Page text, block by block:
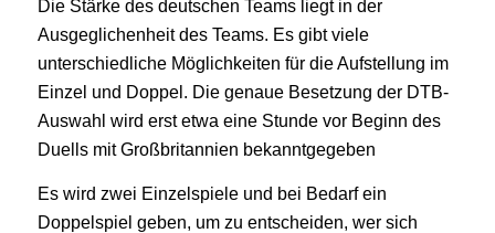
Die Stärke des deutschen Teams liegt in der
Ausgeglichenheit des Teams. Es gibt viele
unterschiedliche Möglichkeiten für die Aufstellung im
Einzel und Doppel. Die genaue Besetzung der DTB-
Auswahl wird erst etwa eine Stunde vor Beginn des
Duells mit Großbritannien bekanntgegeben
Es wird zwei Einzelspiele und bei Bedarf ein
Doppelspiel geben, um zu entscheiden, wer sich